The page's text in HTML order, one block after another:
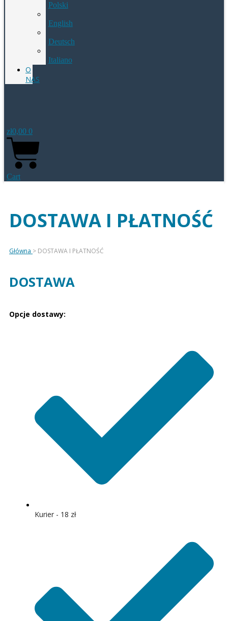
Polski
English
Deutsch
Italiano
O
NAS
zł0,00 0
Cart
DOSTAWA I PŁATNOŚĆ
Główna > DOSTAWA I PŁATNOŚĆ
DOSTAWA
Opcje dostawy:
Kurier - 18 zł